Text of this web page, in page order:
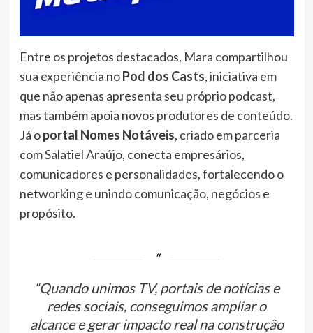
Entre os projetos destacados, Mara compartilhou
sua experiência noPod dos Casts, iniciativa em
que não apenas apresenta seu próprio podcast,
mas também apoia novos produtores de conteúdo.
Já oportal Nomes Notáveis, criado em parceria
com Salatiel Araújo, conecta empresários,
comunicadores e personalidades, fortalecendo o
networking e unindo comunicação, negócios e
propósito.
“Quando unimos TV, portais de notícias e
redes sociais, conseguimos ampliar o
alcance e gerar impacto real na construção